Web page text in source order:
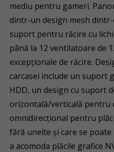
mediu pentru gameri.
dintr-un design mesh
suport pentru răcire cu
până la 12 ventilatoare de
excepționale de răcire.
carcasei include un suport
HDD, un design cu suport
orizontală/verticală pentru
omnidirecțional pentru
fără unelte și care se
a acomoda plăcile grafice